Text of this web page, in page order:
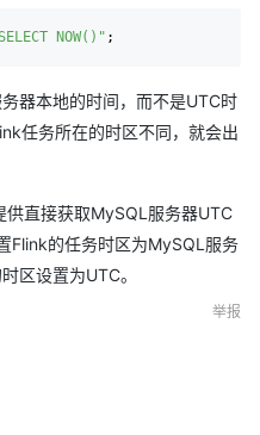
NOW()"
器本地的时间，而不是UTC时
任务所在的时区不同，就会出
直接获取MySQL服务器UTC
Flink的任务时区为MySQL服务
区设置为UTC。
举报